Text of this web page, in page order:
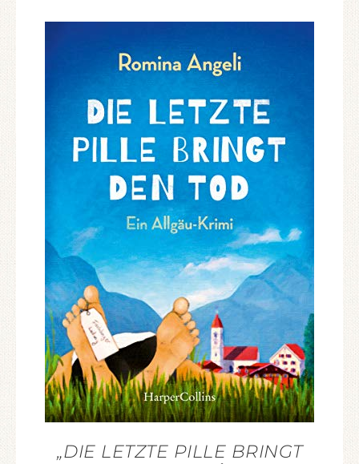
„DIE LETZTE PILLE BRINGT